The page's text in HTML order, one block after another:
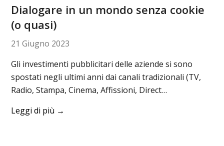
Dialogare in un mondo senza cookie
(o quasi)
21 Giugno 2023
Gli investimenti pubblicitari delle aziende si sono
spostati negli ultimi anni dai canali tradizionali (TV,
Radio, Stampa, Cinema, Affissioni, Direct…
Leggi di più →